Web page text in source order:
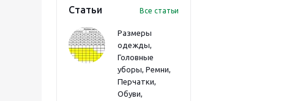
Статьи Все статьи
Размеры
одежды,
Головные
уборы, Ремни,
Перчатки,
Обуви,